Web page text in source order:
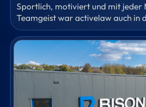
Sportlich, motiviert und mit jeder
Teamgeist war activelaw auch in
wieder beim B2Run in Hannover